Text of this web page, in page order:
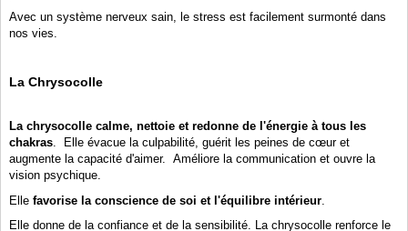
Avec un système nerveux sain, le stress est facilement surmonté dans
nos vies.
La Chrysocolle
La chrysocollecalme, nettoie et redonne de l'énergie à tous les
chakras.
Elle évacue la culpabilité, guérit les peines de cœur et
augmente la capacité d'aimer. Améliore la communication et ouvre la
vision psychique.
Elle favorise la conscience de soi et l'équilibre intérieur.
Elle donne de la confiance et de la sensibilité. La chrysocollerenforce le